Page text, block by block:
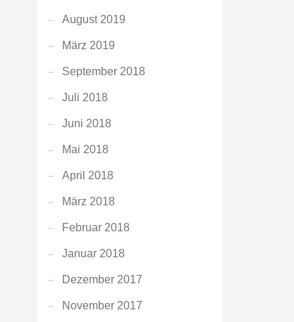
August 2019
März 2019
September 2018
Juli 2018
Juni 2018
Mai 2018
April 2018
März 2018
Februar 2018
Januar 2018
Dezember 2017
November 2017